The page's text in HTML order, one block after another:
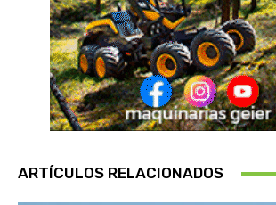
ARTÍCULOS RELACIONADOS